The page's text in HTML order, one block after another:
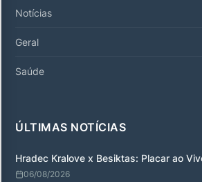
Notícias
Geral
Saúde
ÚLTIMAS NOTÍCIAS
Hradec Kralove x Besiktas: Placar ao
06/08/2026